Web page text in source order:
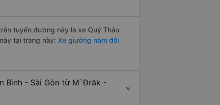
tuyến đường này là xe Quý Thảo
tại trang này: Xe giường nằm đôi
Bình - Sài Gòn từ M`Đrăk -